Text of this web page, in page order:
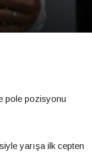
pole pozisyonu
yarışa ilk cepten